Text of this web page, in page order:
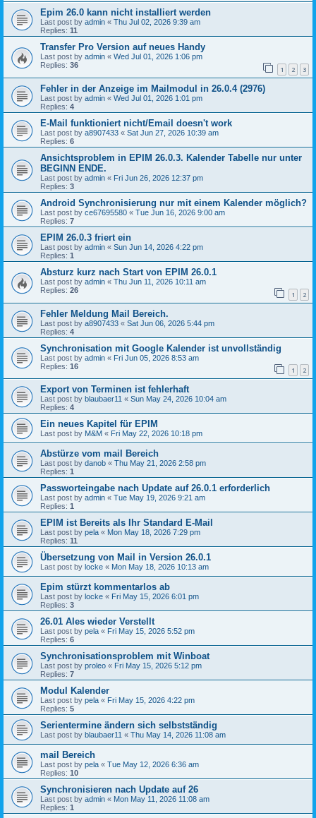
Epim 26.0 kann nicht installiert werden
Last post by admin « Thu Jul 02, 2026 9:39 am
Replies: 11
Transfer Pro Version auf neues Handy
Last post by admin « Wed Jul 01, 2026 1:06 pm
Replies: 36 1 2 3
Fehler in der Anzeige im Mailmodul in 26.0.4 (2976)
Last post by admin « Wed Jul 01, 2026 1:01 pm
Replies: 4
E-Mail funktioniert nicht/Email doesn't work
Last post by a8907433 « Sat Jun 27, 2026 10:39 am
Replies: 6
Ansichtsproblem in EPIM 26.0.3. Kalender Tabelle nur unter
BEGINN ENDE.
Last post by admin « Fri Jun 26, 2026 12:37 pm
Replies: 3
Android Synchronisierung nur mit einem Kalender möglich?
Last post by ce67695580 « Tue Jun 16, 2026 9:00 am
Replies: 7
EPIM 26.0.3 friert ein
Last post by admin « Sun Jun 14, 2026 4:22 pm
Replies: 1
Absturz kurz nach Start von EPIM 26.0.1
Last post by admin « Thu Jun 11, 2026 10:11 am
Replies: 26 1 2
Fehler Meldung Mail Bereich.
Last post by a8907433 « Sat Jun 06, 2026 5:44 pm
Replies: 4
Synchronisation mit Google Kalender ist unvollständig
Last post by admin « Fri Jun 05, 2026 8:53 am
Replies: 16 1 2
Export von Terminen ist fehlerhaft
Last post by blaubaer11 « Sun May 24, 2026 10:04 am
Replies: 4
Ein neues Kapitel für EPIM
Last post by M&M « Fri May 22, 2026 10:18 pm
Abstürze vom mail Bereich
Last post by danob « Thu May 21, 2026 2:58 pm
Replies: 1
Passworteingabe nach Update auf 26.0.1 erforderlich
Last post by admin « Tue May 19, 2026 9:21 am
Replies: 1
EPIM ist Bereits als Ihr Standard E-Mail
Last post by pela « Mon May 18, 2026 7:29 pm
Replies: 11
Übersetzung von Mail in Version 26.0.1
Last post by locke « Mon May 18, 2026 10:13 am
Epim stürzt kommentarlos ab
Last post by locke « Fri May 15, 2026 6:01 pm
Replies: 3
26.01 Ales wieder Verstellt
Last post by pela « Fri May 15, 2026 5:52 pm
Replies: 6
Synchronisationsproblem mit Winboat
Last post by proleo « Fri May 15, 2026 5:12 pm
Replies: 7
Modul Kalender
Last post by pela « Fri May 15, 2026 4:22 pm
Replies: 5
Serientermine ändern sich selbstständig
Last post by blaubaer11 « Thu May 14, 2026 11:08 am
mail Bereich
Last post by pela « Tue May 12, 2026 6:36 am
Replies: 10
Synchronisieren nach Update auf 26
Last post by admin « Mon May 11, 2026 11:08 am
Replies: 1